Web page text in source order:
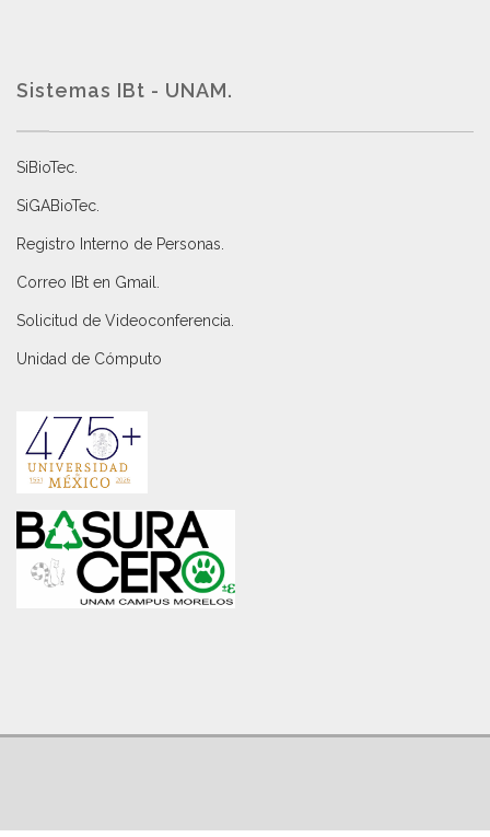
Sistemas IBt - UNAM.
SiBioTec
SiGABioTec.
Registro Interno de Personas
Correo IBt en Gmail
Solicitud de Videoconferencia.
Unidad de Cómputo